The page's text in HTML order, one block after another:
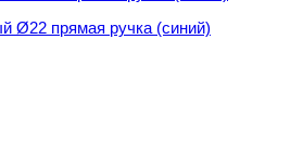
Ø22 прямая ручка (синий)